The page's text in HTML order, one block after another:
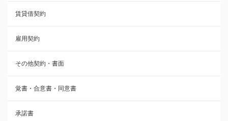
売買契約
株主総会議事録・関連書類
請負契約
フランチャイズ契約
賃貸借契約
賃貸借契約
雇用契約
その他契約・書面
覚書・合意書・同意書
承諾書